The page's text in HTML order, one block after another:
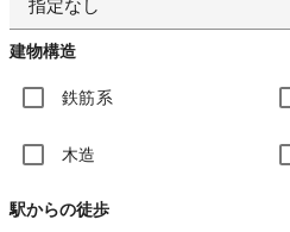
指定なし
建物構造
鉄筋系
木造
駅からの徒歩